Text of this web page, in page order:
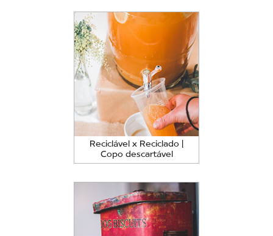
Reciclável x Reciclado |
Copo descartável